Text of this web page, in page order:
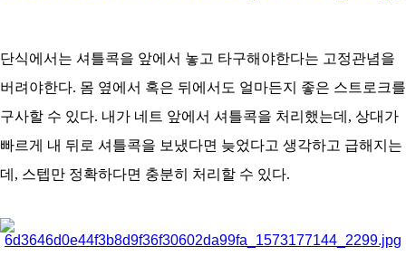
아
단식에서는 셔틀콕을 앞에서 놓고 타구해야한다는 고정관념을
버려야한다. 몸 옆에서 혹은 뒤에서도 얼마든지 좋은 스트로크를
구사할 수 있다. 내가 네트 앞에서 셔틀콕을 처리했는데, 상대가
빠르게 내 뒤로 셔틀콕을 보냈다면 늦었다고 생각하고 급해지는
데, 스텝만 정확하다면 충분히 처리할 수 있다.